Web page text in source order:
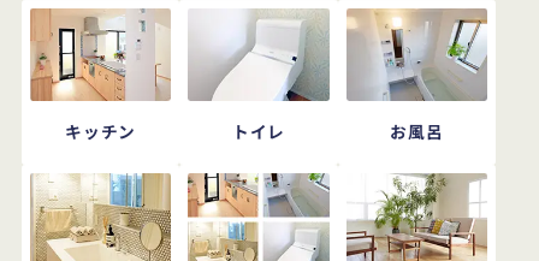
キッチン トイレ お風呂